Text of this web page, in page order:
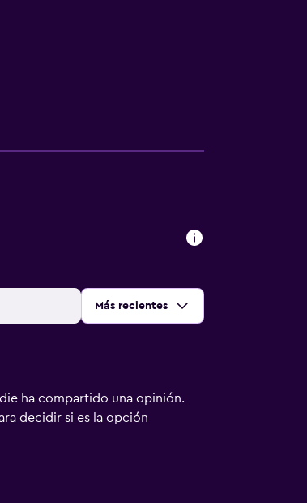
Ordenar por:
Más recientes
ha compartido una opinión.
decidir si es la opción